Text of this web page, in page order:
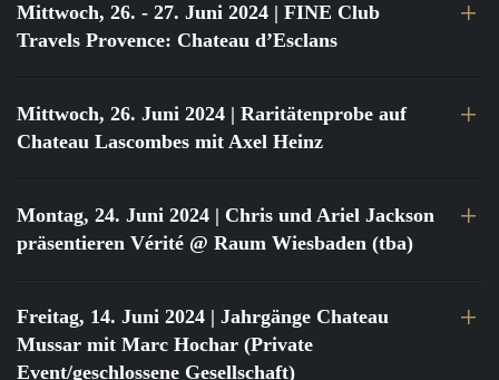
Mittwoch, 26. - 27. Juni 2024 | FINE Club
Travels Provence: Chateau d’Esclans
Mittwoch, 26. Juni 2024 | Raritätenprobe auf
Chateau Lascombes mit Axel Heinz
Montag, 24. Juni 2024 | Chris und Ariel Jackson
präsentieren Vérité @ Raum Wiesbaden (tba)
Freitag, 14. Juni 2024 | Jahrgänge Chateau
Mussar mit Marc Hochar (Private
Event/geschlossene Gesellschaft)